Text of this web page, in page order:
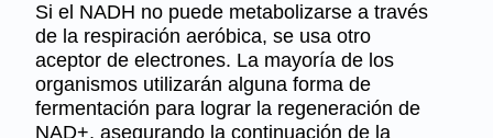
Si el NADH no puede metabolizarse a través
de la respiración aeróbica, se usa otro
aceptor de electrones. La mayoría de los
organismos utilizarán alguna forma de
fermentación para lograr la regeneración de
NAD+, asegurando la continuación de la